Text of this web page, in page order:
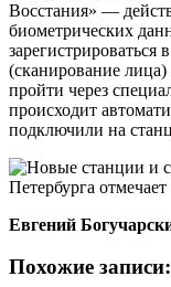
Восстания» —
биометрических
(сканирование лица)
пройти через
происходит
подключили на
Евгений
Похожие записи: